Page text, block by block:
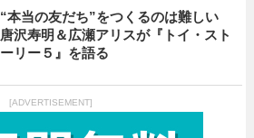
“本当の友だち”をつくるのは難しい
唐沢寿明＆広瀬アリスが『トイ・スト
ーリー５』を語る
[ADVERTISEMENT]